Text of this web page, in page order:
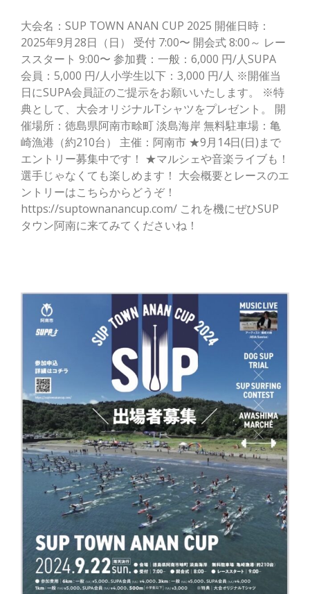
大会名：SUP TOWN ANAN CUP 2025 開催日時：
2025年9月28日（日） 受付 7:00〜 開会式 8:00～ レー
ススタート 9:00〜 参加費：一般：6,000 円/人SUPA
会員：5,000 円/人小学生以下：3,000 円/人 ※開催当
日にSUPA会員証のご提示をお願いいたします。 ※特
典として、大会オリジナルTシャツをプレゼント。 開
催場所：徳島県阿南市畭町 淡島海岸 無料駐車場：亀
崎漁港（約210台） 主催：阿南市 ★9月14日(日)まで
エントリー募集中です！ ★マルシェや音楽ライブも！
選手じゃなくても楽しめます！ 大会概要とレースのエ
ントリーはこちらからどうぞ！
https://suptownanancup.com/ これを機にぜひSUP
タウン阿南に来てみてくださいね！
SUP TOWN ANAN CUP
2024 出場者募集！